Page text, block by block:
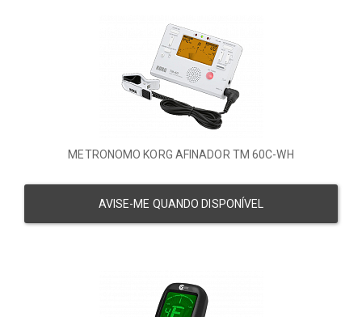
METRONOMO KORG AFINADOR TM 60C-WH
AVISE-ME QUANDO DISPONÍVEL